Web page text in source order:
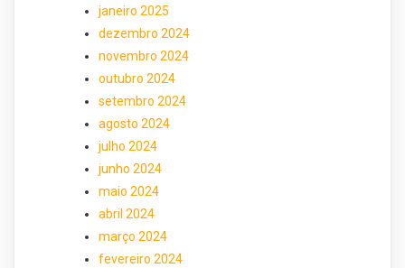
janeiro 2025
dezembro 2024
novembro 2024
outubro 2024
setembro 2024
agosto 2024
julho 2024
junho 2024
maio 2024
abril 2024
março 2024
fevereiro 2024